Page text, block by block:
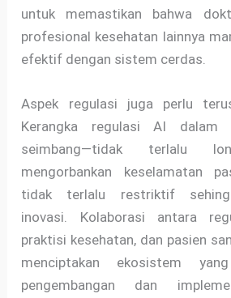
untuk memastikan bahwa
profesional kesehatan lainnya
efektif dengan sistem cerdas.
Aspek regulasi juga perlu
Kerangka regulasi AI dalam
seimbang—tidak terlalu
mengorbankan keselamatan
tidak terlalu restriktif
inovasi. Kolaborasi antara
praktisi kesehatan, dan pasien
menciptakan ekosistem
pengembangan dan